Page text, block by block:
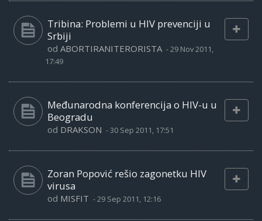
Tribina: Problemi u HIV prevenciji u
Srbiji
od ABORTIRANITERORISTA -29 Nov 2011,
17:49
Međunarodna konferencija o HIV-u u
Beogradu
od DRAKSON -30 Sep 2011, 17:51
Zoran Popović rešio zagonetku HIV
virusa
od MISFIT -29 Sep 2011, 12:16